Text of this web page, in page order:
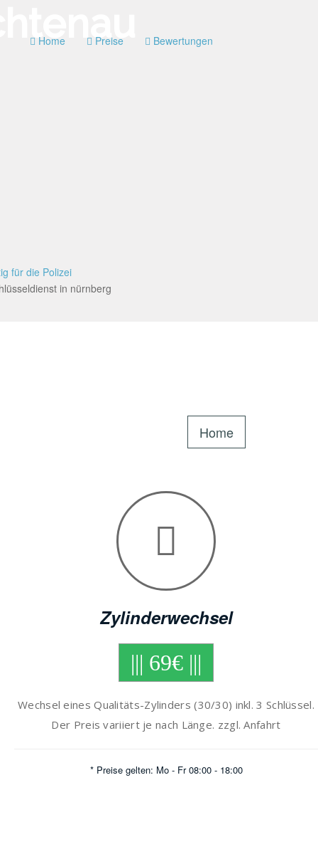
Home Preise Bewertungen
für die Polizei
Home
Zylinderwechsel
||| 69€ |||
Wechsel eines Qualitäts-Zylinders (30/30) inkl. 3 Schlüssel.
Der Preis variiert je nach Länge. zzgl. Anfahrt
* Preise gelten: Mo - Fr 08:00 - 18:00